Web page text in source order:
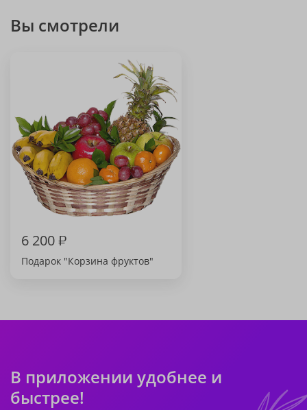
Вы смотрели
6 200₽
Подарок "Корзина фруктов"
В приложении удобнее и
быстрее!